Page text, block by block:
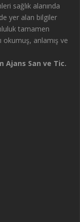
sağlık alanında
yer alan bilgiler
tamamen
okumuş, anlamış ve
Ajans San ve Tic.